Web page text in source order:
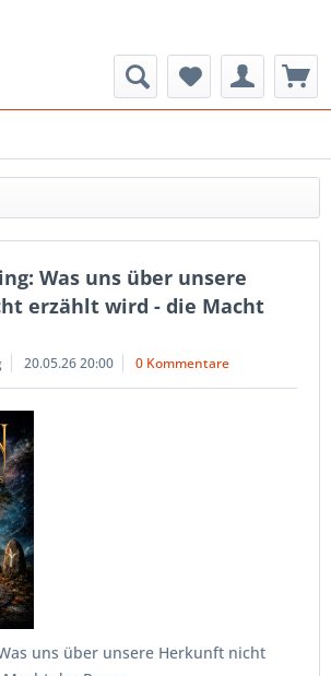
Was uns über unsere
erzählt wird - die Macht
20.05.26 20:00 0 Kommentare
uns über unsere Herkunft nicht